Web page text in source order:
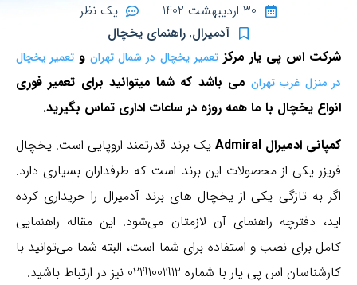
30 اردیبهشت 1402
یک نظر
آدمیرال,راهنمای یخچال
شرکت اس پی یار مرکزتعمیر یخچال در شمال تهرانو تعمیر یخچال
در منزل غرب تهرانمی باشد که شما میتوانید برای تعمیر فوری
انواع یخچال با ما همه روزه در ساعات اداری تماس بگیرید.
کمپانی ادمیرال Admiral
یک برند قدرتمند اروپایی است. یخچال
فریزر یکی از محصولات این برند است که طرفداران بسیاری دارد.
اگر به تازگی یکی از یخچال های برند آدمیرال را خریداری کرده
اید، دفترچه راهنمای آن لازمتان می‌شود. این مقاله راهنمایی
کامل برای نصب و استفاده برای شما است، البته شما می‌توانید با
کارشناسان اس پی یار با شماره 02191001912 نیز در ارتباط باشید.